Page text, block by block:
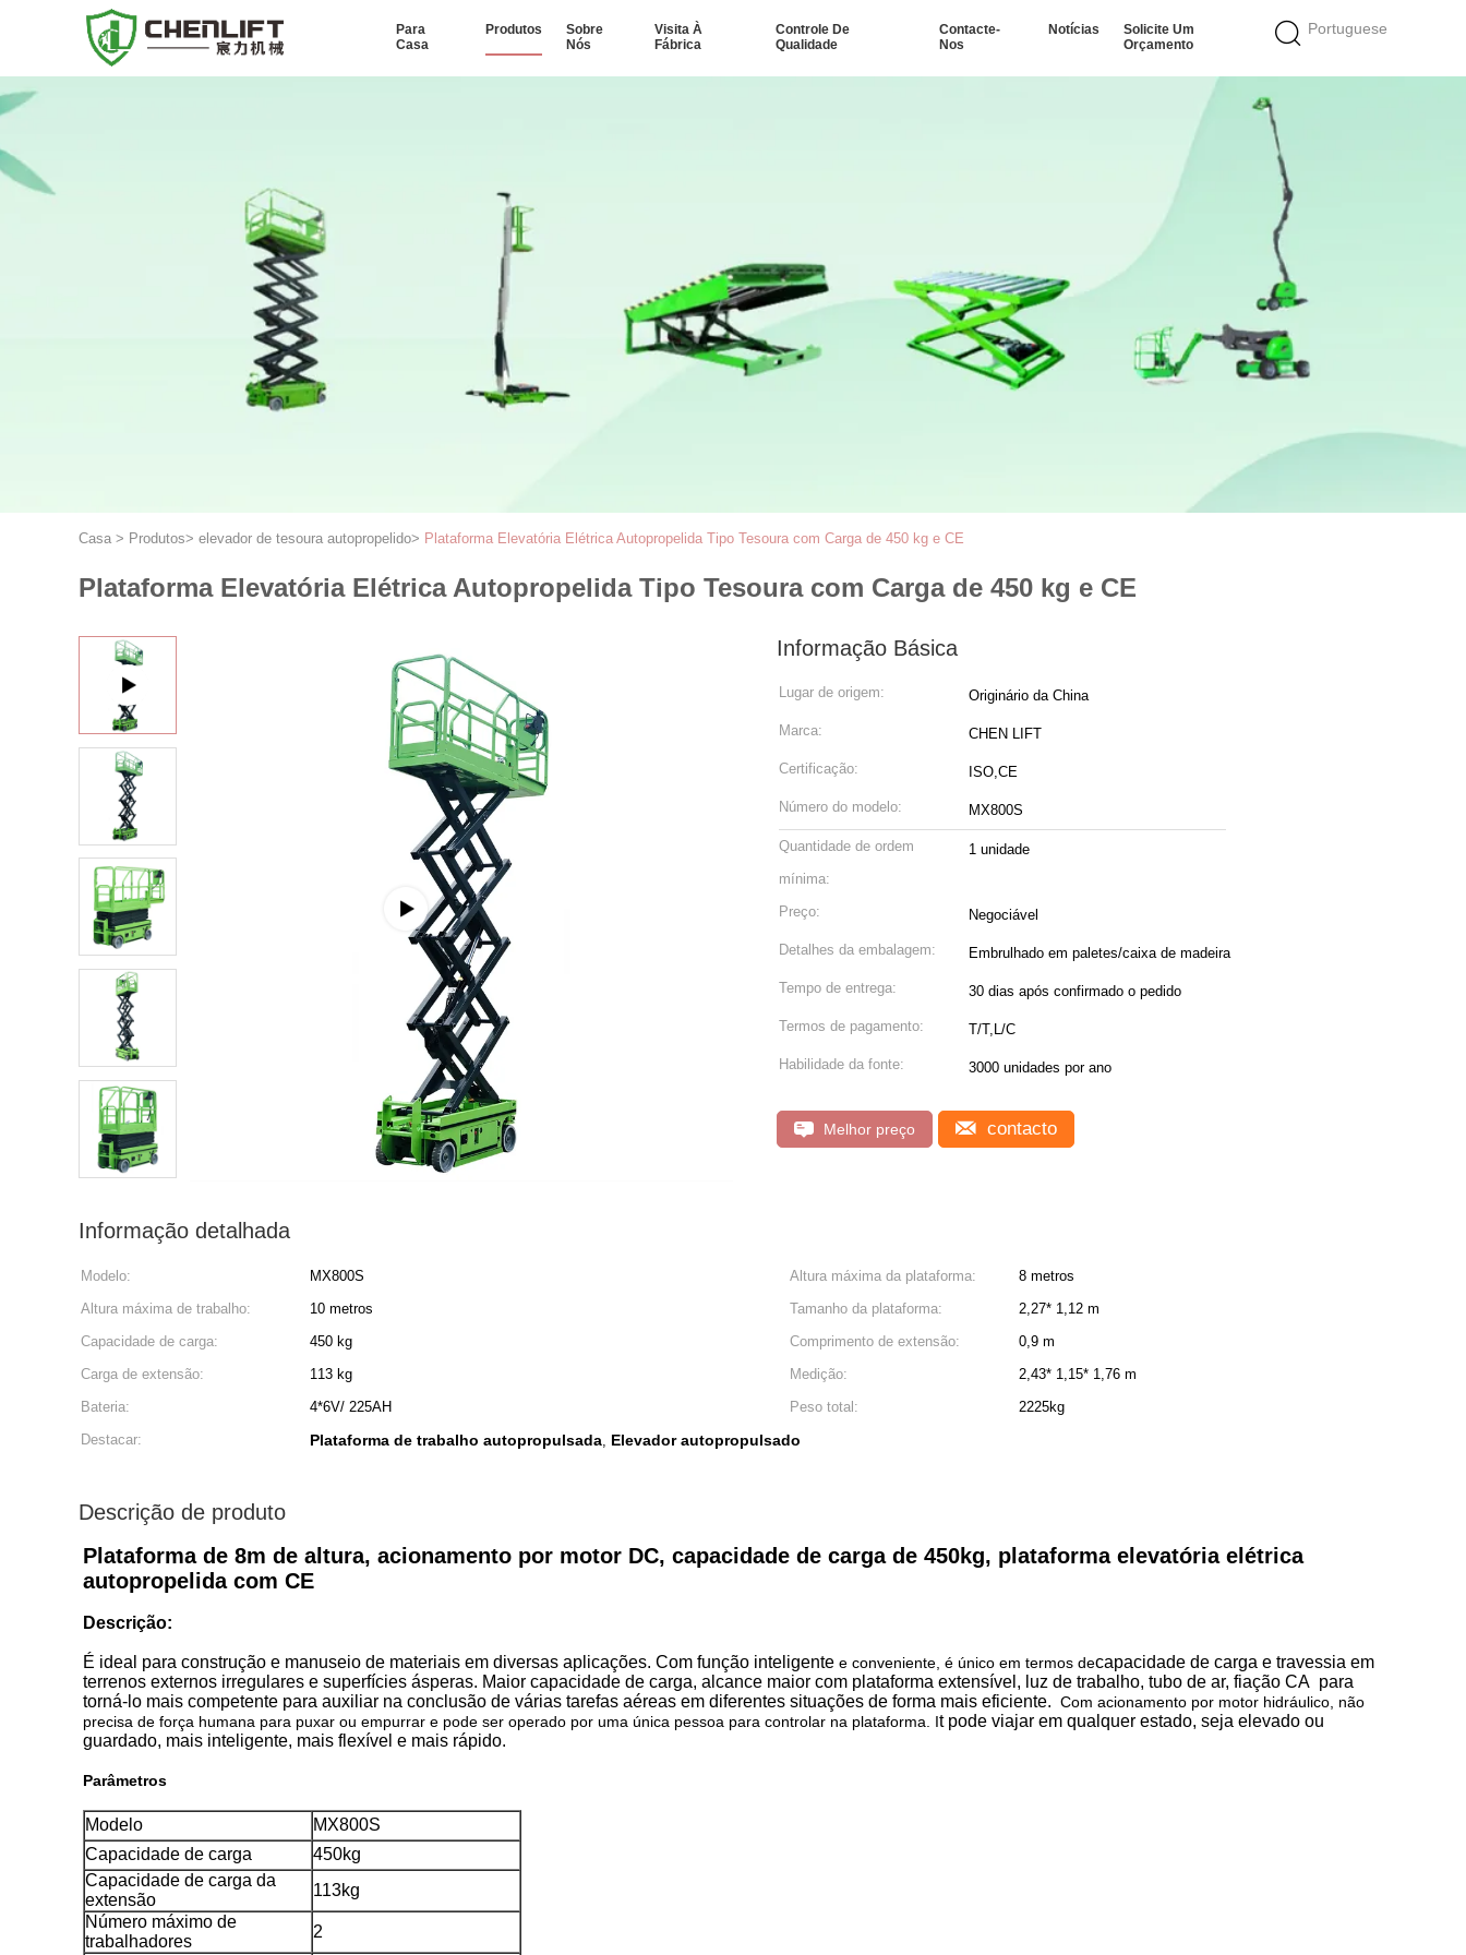
Portuguese
Para
Casa
Produtos
Sobre
Nós
Visita À
Fábrica
Controle De
Qualidade
Contacte-
Nos
Notícias
Solicite Um
Orçamento
Casa > Produtos> elevador de tesoura autopropelido> Plataforma Elevatória Elétrica Autopropelida Tipo Tesoura com Carga de 450 kg e CE
Plataforma Elevatória Elétrica Autopropelida Tipo Tesoura com Carga de 450 kg e CE
Informação Básica
Lugar de origem: Originário da China
Marca: CHEN LIFT
Certificação: ISO,CE
Número do modelo: MX800S
Quantidade de ordem
mínima:
1 unidade
Preço: Negociável
Detalhes da embalagem: Embrulhado em paletes/caixa de madeira
Tempo de entrega: 30 dias após confirmado o pedido
Termos de pagamento: T/T,L/C
Habilidade da fonte: 3000 unidades por ano
Melhor preço contacto
Informação detalhada
Modelo: MX800S Altura máxima da plataforma:
8 metros
Altura máxima de trabalho:
10 metros Tamanho da plataforma:
2,27* 1,12 m
Capacidade de carga:
450 kg Comprimento de extensão:
0,9 m
Carga de extensão:
113 kg Medição:
2,43* 1,15* 1,76 m
Bateria:
4*6V/ 225AH Peso total:
2225kg
Destacar:
Plataforma de trabalho autopropulsada, Elevador autopropulsado
Descrição de produto
Plataforma de 8m de altura, acionamento por motor DC, capacidade de carga de 450kg, plataforma elevatória elétrica
autopropelida com CE
Descrição:
É ideal para construção e manuseio de materiais em diversas aplicações. Com função inteligente e conveniente, é único em termos decapacidade de carga e travessia em
terrenos externos irregulares e superfícies ásperas. Maior capacidade de carga, alcance maior com plataforma extensível, luz de trabalho, tubo de ar, fiação CA para
torná-lo mais competente para auxiliar na conclusão de várias tarefas aéreas em diferentes situações de forma mais eficiente. Com acionamento por motor hidráulico, não
precisa de força humana para puxar ou empurrar e pode ser operado por uma única pessoa para controlar na plataforma. It pode viajar em qualquer estado, seja elevado ou
guardado, mais inteligente, mais flexível e mais rápido.
Parâmetros
Modelo
MX800S
Capacidade de carga
450kg
Capacidade de carga da
extensão
113kg
Número máximo de
trabalhadores
2